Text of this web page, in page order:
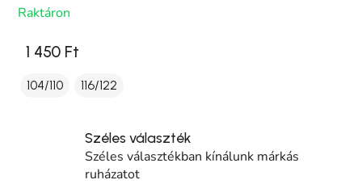
Raktáron
1 450 Ft
104/110 116/122
Széles választék
Széles választékban kínálunk márkás
ruházatot